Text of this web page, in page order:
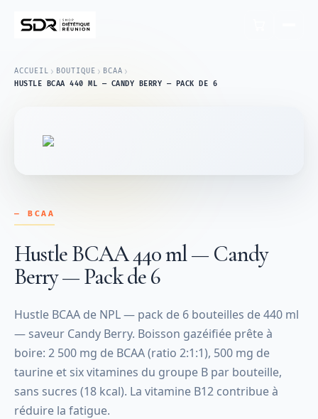
ACCUEIL › BOUTIQUE › BCAA ›
HUSTLE BCAA 440 ML — CANDY BERRY — PACK DE 6
— BCAA
Hustle BCAA 440 ml — Candy
Berry — Pack de 6
Hustle BCAA de NPL — pack de 6 bouteilles de 440 ml
— saveur Candy Berry. Boisson gazéifiée prête à
boire: 2 500 mg de BCAA (ratio 2:1:1), 500 mg de
taurine et six vitamines du groupe B par bouteille,
sans sucres (18 kcal). La vitamine B12 contribue à
réduire la fatigue.